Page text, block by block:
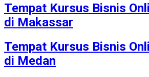
Tempat Kursus Bisnis
di Makassar
Tempat Kursus Bisnis
di Medan